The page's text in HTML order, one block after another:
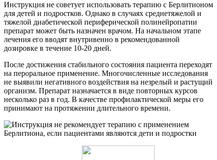
Инструкция не советует использовать терапию с Берлитионом
для детей и подростков. Однако в случаях среднетяжелой и
тяжелой диабетической периферической полинейропатии
препарат может быть назначен врачом. На начальном этапе
лечения его вводят внутривенно в рекомендованной
дозировке в течение 10-20 дней.
После достижения стабильного состояния пациента переходят
на пероральное применение. Многочисленные исследования
не выявили негативного воздействия на незрелый и растущий
организм. Препарат назначается в виде повторных курсов
несколько раз в год. В качестве профилактической меры его
принимают на протяжении длительного времени.